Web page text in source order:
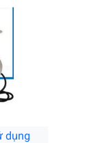
dụng